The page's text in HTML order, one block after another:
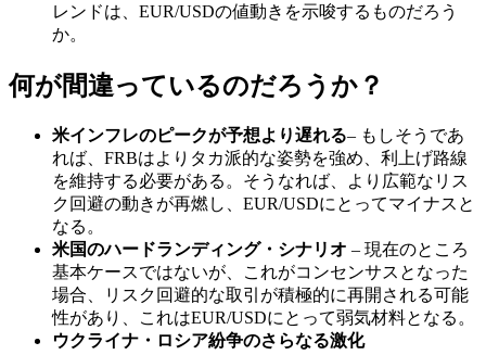
レンドは、EUR/USDの値動きを示唆するものだろう
か。
何が間違っているのだろうか？
米インフレのピークが予想より遅れる– もしそうであ
れば、FRBはよりタカ派的な姿勢を強め、利上げ路線
を維持する必要がある。そうなれば、より広範なリス
ク回避の動きが再燃し、EUR/USDにとってマイナスと
なる。
米国のハードランディング・シナリオ – 現在のところ
基本ケースではないが、これがコンセンサスとなった
場合、リスク回避的な取引が積極的に再開される可能
性があり、これはEUR/USDにとって弱気材料となる。
ウクライナ・ロシア紛争のさらなる激化